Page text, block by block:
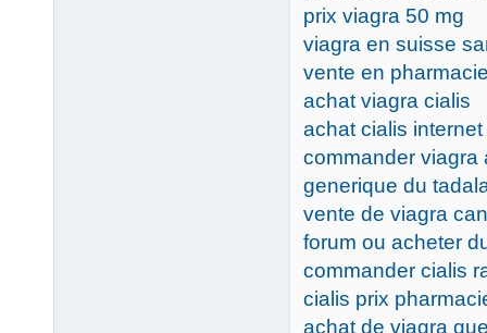
prix viagra 50 mg
viagra en suisse
vente en
achat viagra cialis
achat cialis
commander viagra
generique du
vente de viagra
forum ou acheter
commander cialis
cialis prix
achat de viagra